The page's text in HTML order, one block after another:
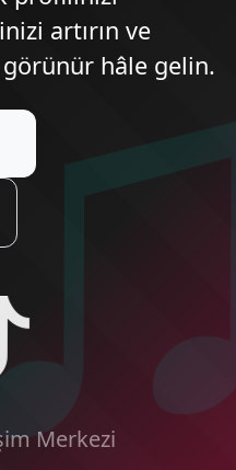
artırın ve
hâle gelin.
Merkezi